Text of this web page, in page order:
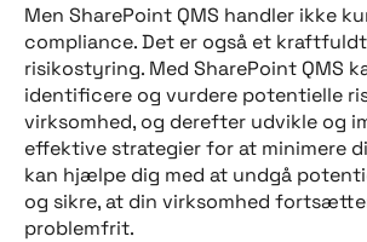
Men SharePoint QMS handler ikke
compliance. Det er også et
risikostyring. Med SharePoint QMS
identificere og vurdere potentielle
virksomhed, og derefter udvikle og
effektive strategier for at minimere
kan hjælpe dig med at undgå
og sikre, at din virksomhed
problemfrit.